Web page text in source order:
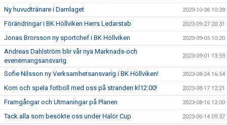
Ny huvudtränare i Damlaget 2023-10-26 10:28
Förändringar i BK Höllviken Herrs Ledarstab 2023-09-27 20:31
Jonas Brorsson ny sportchef i BK Höllviken 2023-09-05 10:20
Andreas Dahlström blir vår nya Marknads-och
evenemangsansvarig
2023-09-01 13:59
Sofie Nilsson ny Verksamhetsansvarig i BK Höllviken! 2023-08-24 16:54
Kom och spela fotboll med oss på stranden kl12:00! 2023-08-17 12:21
Framgångar och Utmaningar på Planen 2023-08-16 12:00
Tack alla som besökte oss under Halör Cup 2023-06-14 09:37